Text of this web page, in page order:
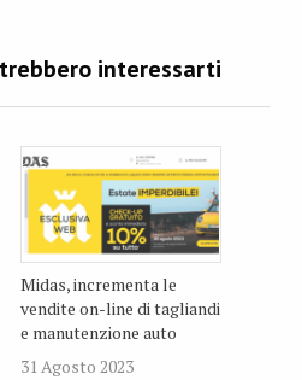
Midas, incrementa le
vendite on-line di tagliandi
e manutenzione auto
31 Agosto 2023